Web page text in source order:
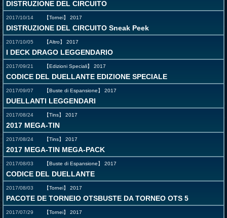
DISTRUZIONE DEL CIRCUITO
2017/10/14 【Tornei】 2017
DISTRUZIONE DEL CIRCUITO Sneak Peek
2017/10/05 【Altro】 2017
I DECK DRAGO LEGGENDARIO
2017/09/21 【Edizioni Speciali】 2017
CODICE DEL DUELLANTE EDIZIONE SPECIALE
2017/09/07 【Buste di Espansione】 2017
DUELLANTI LEGGENDARI
2017/08/24 【Tins】 2017
2017 MEGA-TIN
2017/08/24 【Tins】 2017
2017 MEGA-TIN MEGA-PACK
2017/08/03 【Buste di Espansione】 2017
CODICE DEL DUELLANTE
2017/08/03 【Tornei】 2017
PACOTE DE TORNEIO OTSBUSTE DA TORNEO OTS 5
2017/07/29 【Tornei】 2017